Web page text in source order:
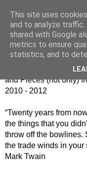
Jiný kafe
světa jinak
Střípky (nejen) z naší
and Pieces (not only)
2010 - 2012
“Twenty years from
the things that you
throw off the bowlines.
the trade winds in your
Mark Twain
This site uses
and to analyze traffic.
shared with Google
metrics to ensure
statistics, and to